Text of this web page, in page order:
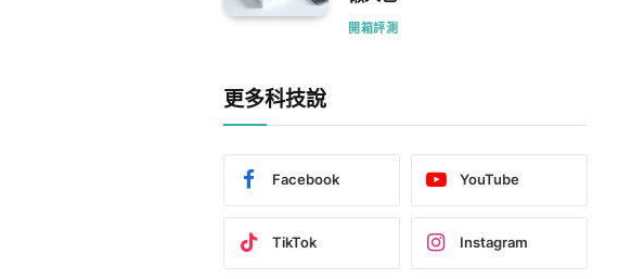
開箱評測
更多科技說
Facebook YouTube
TikTok Instagram